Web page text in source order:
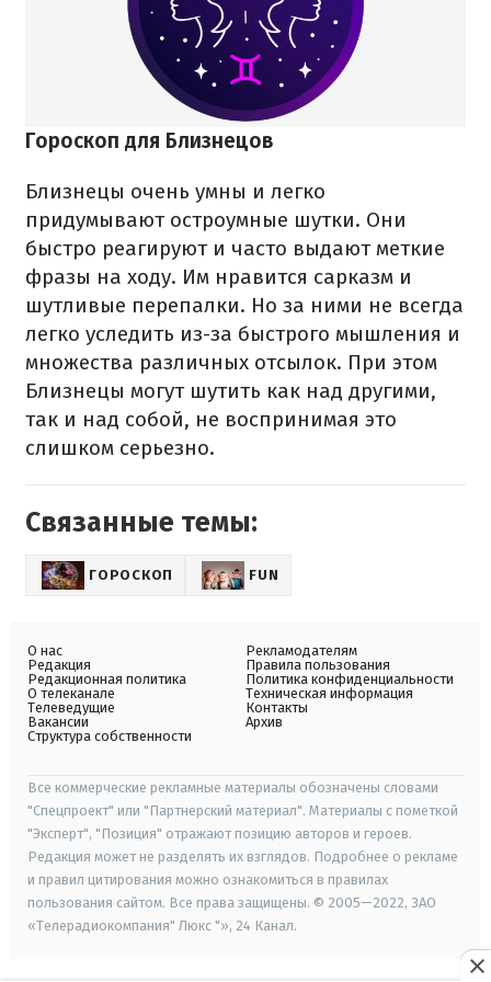
Гороскоп для Близнецов
Близнецы очень умны и легко
придумывают остроумные шутки. Они
быстро реагируют и часто выдают меткие
фразы на ходу. Им нравится сарказм и
шутливые перепалки. Но за ними не всегда
легко уследить из-за быстрого мышления и
множества различных отсылок. При этом
Близнецы могут шутить как над другими,
так и над собой, не воспринимая это
слишком серьезно.
Связанные темы:
ГОРОСКОП FUN
О нас
Редакция
Редакционная политика
О телеканале
Телеведущие
Вакансии
Структура собственности
Рекламодателям
Правила пользования
Политика конфиденциальности
Техническая информация
Контакты
Архив
Все коммерческие рекламные материалы обозначены словами
"Спецпроект" или "Партнерский материал". Материалы с пометкой
"Эксперт", "Позиция" отражают позицию авторов и героев.
Редакция может не разделять их взглядов. Подробнее о рекламе
и правил цитирования можно ознакомиться в правилах
пользования сайтом. Все права защищены. © 2005—2022, ЗАО
«Телерадиокомпания" Люкс "», 24 Канал.